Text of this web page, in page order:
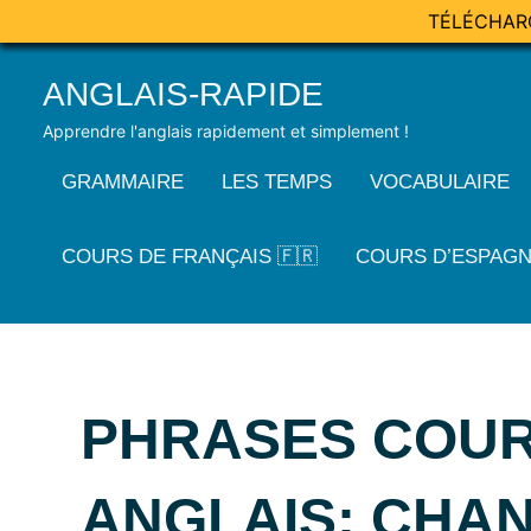
Skip
content
ANGLAIS-RAPIDE
Apprendre l'anglais rapidement et simplement !
GRAMMAIRE LES TEMPS VOCABULAIRE
COURS DE FRANÇAIS 🇫🇷 COURS
PHRASES